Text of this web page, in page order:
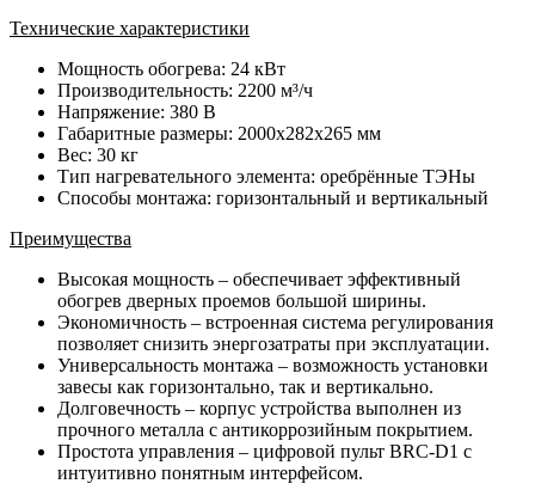
Технические характеристики
Мощность обогрева: 24 кВт
Производительность: 2200 м³/ч
Напряжение: 380 В
Габаритные размеры: 2000x282x265 мм
Вес: 30 кг
Тип нагревательного элемента: оребрённые ТЭНы
Способы монтажа: горизонтальный и вертикальный
Преимущества
Высокая мощность – обеспечивает эффективный
обогрев дверных проемов большой ширины.
Экономичность – встроенная система регулирования
позволяет снизить энергозатраты при эксплуатации.
Универсальность монтажа – возможность установки
завесы как горизонтально, так и вертикально.
Долговечность – корпус устройства выполнен из
прочного металла с антикоррозийным покрытием.
Простота управления – цифровой пульт BRC-D1 с
интуитивно понятным интерфейсом.